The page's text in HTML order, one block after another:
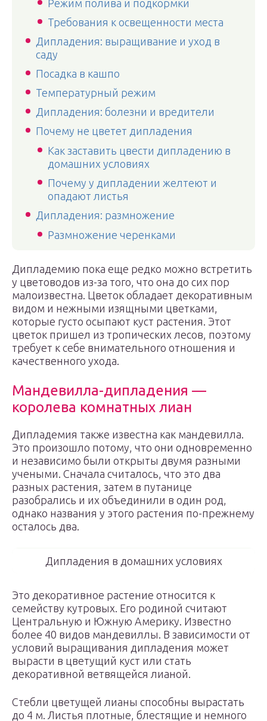
Режим полива и подкормки
Требования к освещенности места
Дипладения: выращивание и уход в
саду
Посадка в кашпо
Температурный режим
Дипладения: болезни и вредители
Почему не цветет дипладения
Как заставить цвести дипладению в
домашних условиях
Почему у дипладении желтеют и
опадают листья
Дипладения: размножение
Размножение черенками
Дипладемию пока еще редко можно встретить
у цветоводов из-за того, что она до сих пор
малоизвестна. Цветок обладает декоративным
видом и нежными изящными цветками,
которые густо осыпают куст растения. Этот
цветок пришел из тропических лесов, поэтому
требует к себе внимательного отношения и
качественного ухода.
Мандевилла-дипладения —
королева комнатных лиан
Дипладемия также известна как мандевилла.
Это произошло потому, что они одновременно
и независимо были открыты двумя разными
учеными. Сначала считалось, что это два
разных растения, затем в путанице
разобрались и их объединили в один род,
однако названия у этого растения по-прежнему
осталось два.
Дипладения в домашних условиях
Это декоративное растение относится к
семейству кутровых. Его родиной считают
Центральную и Южную Америку. Известно
более 40 видов мандевиллы. В зависимости от
условий выращивания дипладения может
вырасти в цветущий куст или стать
декоративной ветвящейся лианой.
Стебли цветущей лианы способны вырастать
до 4 м. Листья плотные, блестящие и немного